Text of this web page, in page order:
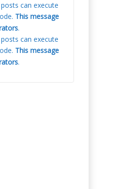
can execute
This message
.
can execute
This message
.